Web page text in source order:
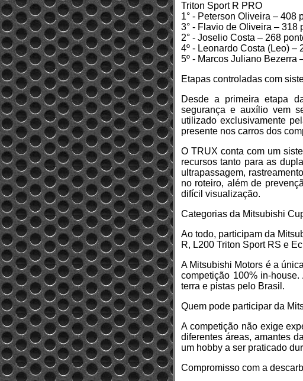
Triton Sport R PRO
1° - Peterson Oliveira – 408
3° - Flavio de Oliveira – 318
2° - Joselio Costa – 268
4º - Leonardo Costa (Leo) –
5º - Marcos Juliano Bezerra
Etapas controladas com
Desde a primeira etapa
segurança e auxílio vem
utilizado exclusivamente
presente nos carros dos
O TRUX conta com um
recursos tanto para as
ultrapassagem,
no roteiro, além de
difícil visualização.
Categorias da Mitsubishi
Ao todo, participam da
R, L200 Triton Sport RS e
A Mitsubishi Motors é a
competição 100% in-
terra e pistas pelo Brasil.
Quem pode participar da
A competição não exige
diferentes áreas, amantes
um hobby a ser praticado
Compromisso com a